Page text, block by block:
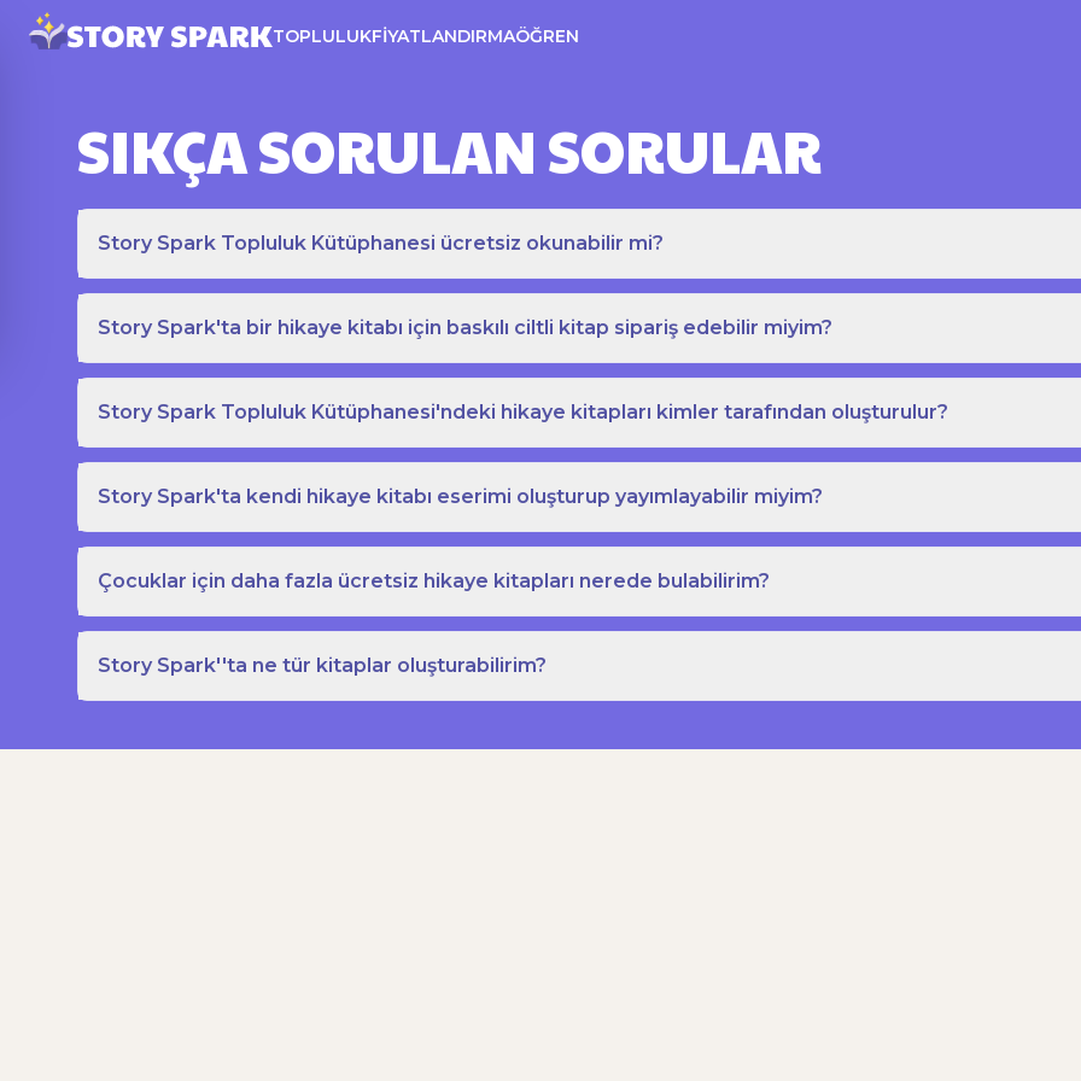
TOPLULUKFIYATLANDIRMAÖĞREN
SIKÇA SORULAN SORULAR
Story Spark Topluluk Kütüphanesi ücretsiz okunabilir mi?
Story Spark'ta bir hikaye kitabı için baskılı ciltli kitap sipariş edebilir miyim?
Story Spark Topluluk Kütüphanesi'ndeki hikaye kitapları kimler tarafından oluşturulur?
Story Spark'ta kendi hikaye kitabı eserimi oluşturup yayımlayabilir miyim?
Çocuklar için daha fazla ücretsiz hikaye kitapları nerede bulabilirim?
Story Spark''ta ne tür kitaplar oluşturabilirim?